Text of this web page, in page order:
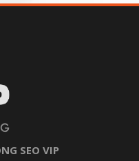
SEO VIP